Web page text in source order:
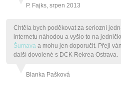
P. Fajks, srpen 2013
Chtěla bych poděkovat za seriozní
internetu náhodou a vyšlo to na
Šumava a mohu jen doporučit. Přeji
další dovolené s DCK Rekrea Ostrava.
Blanka Pašková